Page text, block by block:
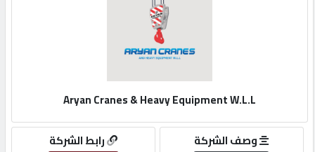
English
Aryan Cranes & Heavy Equipment W.L.L
رابط الشركة
وصف الشركة